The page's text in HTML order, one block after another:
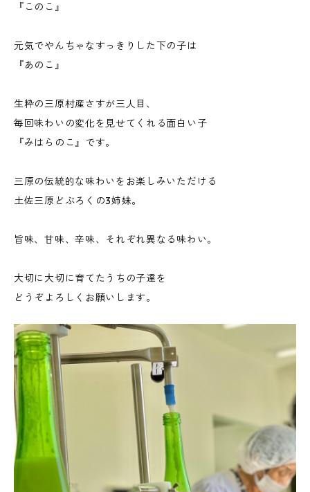
『このこ』
元気でやんちゃなすっきりした下の子は
『あのこ』
生粋の三原村産さすが三人目、
毎回味わいの変化を見せてくれる面白い子
『みはらのこ』です。
三原の伝統的な味わいをお楽しみいただける
土佐三原どぶろくの3姉妹。
旨味、甘味、辛味、それぞれ異なる味わい。
大切に大切に育てたうちの子達を
どうぞよろしくお願いします。